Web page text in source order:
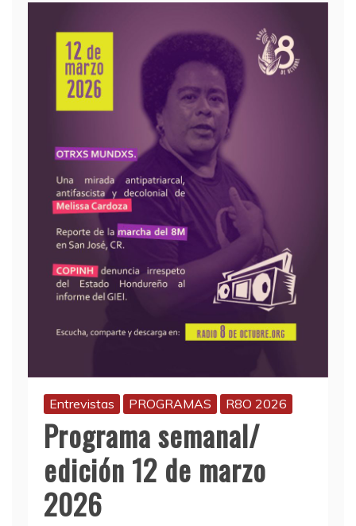
Entrevistas PROGRAMAS R8O 2026
Programa semanal/
edición 12 de marzo
2026